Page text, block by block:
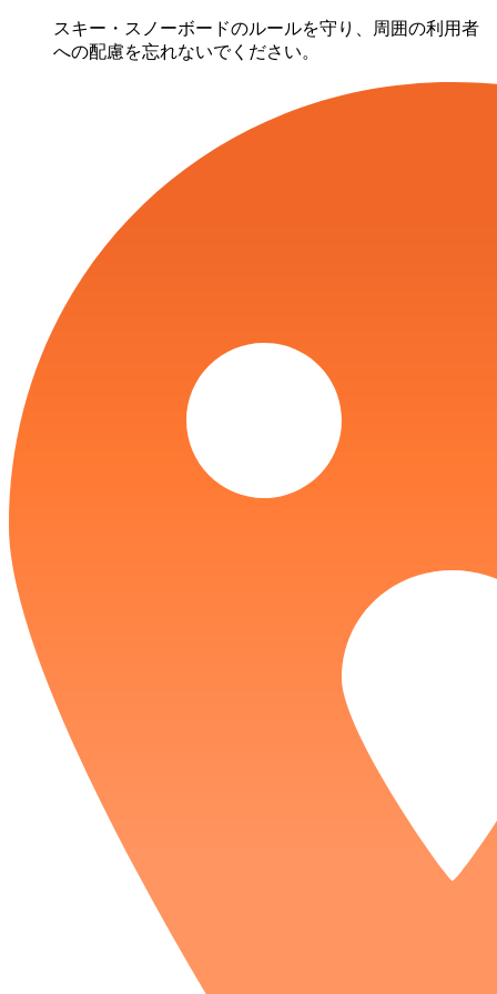
スキー・スノーボードのルールを守り、周囲の利用者
への配慮を忘れないでください。